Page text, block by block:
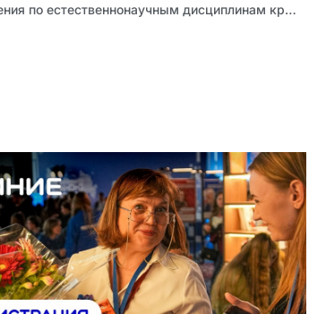
Состоялось заседание секции отделения по естественнонаучным дисциплинам краевого учебно-методического объединения